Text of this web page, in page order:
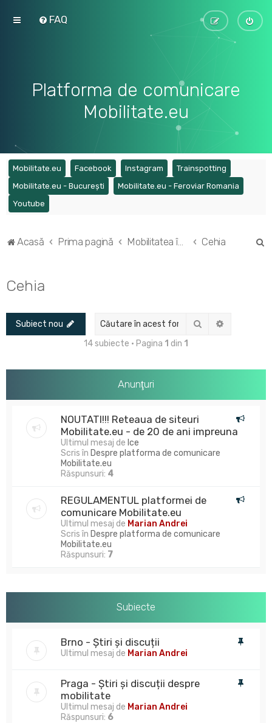
FAQ
Platforma de comunicare
Mobilitate.eu
Mobilitate.eu (Opens a new tab)
Facebook (Opens a new tab)
Instagram (Opens a new tab)
Trainspotting
Mobilitate.eu - București (Opens a new tab)
Mobilitate.eu - Feroviar Romania
Youtube
Acasă Prima pagină Mobilitatea în Europa Cehia
Cehia
Subiect nou Căutare
14 subiecte • Pagina 1 din 1
Anunţuri
NOUTATI!!! Reteaua de siteuri
Mobilitate.eu - de 20 de ani impreuna
Ultimul mesaj de Ice
Scris în Despre platforma de comunicare
Mobilitate.eu
Răspunsuri: 4
REGULAMENTUL platformei de
comunicare Mobilitate.eu
Ultimul mesaj de Marian Andrei
Scris în Despre platforma de comunicare
Mobilitate.eu
Răspunsuri: 7
Subiecte
Brno - Știri și discuții
Ultimul mesaj de Marian Andrei
Praga - Știri și discuții despre
mobilitate
Ultimul mesaj de Marian Andrei
Răspunsuri: 6